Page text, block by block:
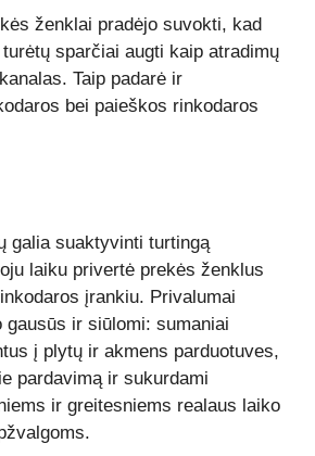
ženklai pradėjo suvokti, kad
sparčiai augti kaip atradimų
Taip padarė ir
bei paieškos rinkodaros
galia suaktyvinti turtingą
laiku privertė prekės ženklus
įrankiu. Privalumai
gausūs ir siūlomi: sumaniai
į plytų ir akmens parduotuves,
pardavimą ir sukurdami
ir greitesniems realaus laiko